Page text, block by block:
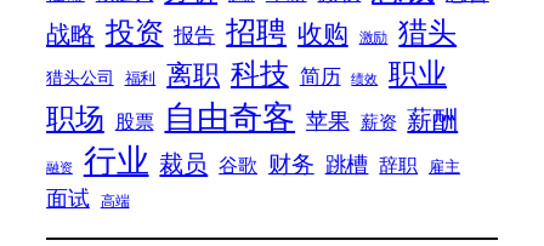
战略 投资 报告 招聘 收购 激励 猎头
猎头公司 福利 离职 科技 简历 绩效 职业
职场 股票 自由奇客 苹果 薪资 薪酬
融资 行业 裁员 谷歌 财务 跳槽 辞职 雇主
面试 高端